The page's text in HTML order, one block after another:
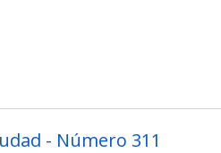
- Número 311